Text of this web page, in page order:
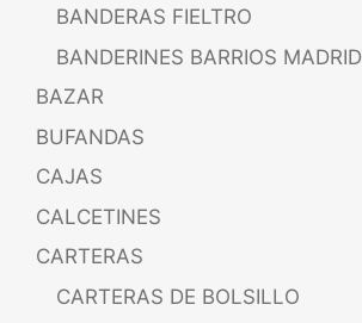
BANDERAS FIELTRO
BANDERINES BARRIOS MADRID
BAZAR
BUFANDAS
CAJAS
CALCETINES
CARTERAS
CARTERAS DE BOLSILLO